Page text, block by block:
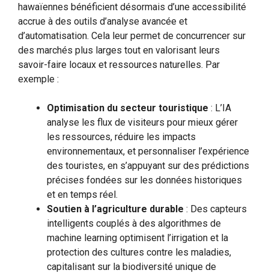
hawaïennes bénéficient désormais d’une accessibilité
accrue à des outils d’analyse avancée et
d’automatisation. Cela leur permet de concurrencer sur
des marchés plus larges tout en valorisant leurs
savoir-faire locaux et ressources naturelles. Par
exemple :
Optimisation du secteur touristique : L’IA
analyse les flux de visiteurs pour mieux gérer
les ressources, réduire les impacts
environnementaux, et personnaliser l’expérience
des touristes, en s’appuyant sur des prédictions
précises fondées sur les données historiques
et en temps réel.
Soutien à l’agriculture durable : Des capteurs
intelligents couplés à des algorithmes de
machine learning optimisent l’irrigation et la
protection des cultures contre les maladies,
capitalisant sur la biodiversité unique de